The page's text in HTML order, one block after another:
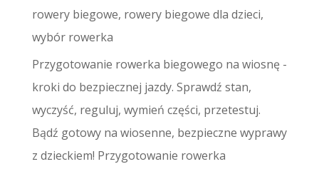
rowery biegowe, rowery biegowe dla dzieci,
wybór rowerka
Przygotowanie rowerka biegowego na wiosnę -
kroki do bezpiecznej jazdy. Sprawdź stan,
wyczyść, reguluj, wymień części, przetestuj.
Bądź gotowy na wiosenne, bezpieczne wyprawy
z dzieckiem! Przygotowanie rowerka